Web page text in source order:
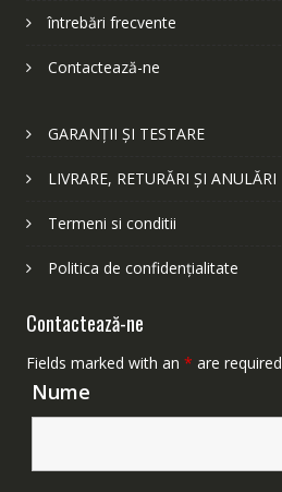
întrebări frecvente
Contactează-ne
GARANȚII ȘI TESTARE
LIVRARE, RETURĂRI ȘI ANULĂRI
Termeni si conditii
Politica de confidențialitate
Contactează-ne
Fields marked with an * are required
Nume